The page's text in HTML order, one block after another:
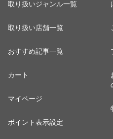
取り扱いジャンル一覧
取り扱い店舗一覧
おすすめ記事一覧
カート
マイページ
ポイント表示設定